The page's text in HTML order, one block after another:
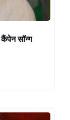
कैंपेन सॉन्ग